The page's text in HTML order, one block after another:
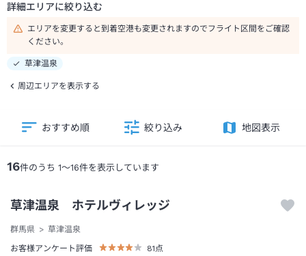
詳細エリアに絞り込む
エリアを変更すると到着空港も変更されますのでフライト区間をご確認
ください。
草津温泉
周辺エリアを表示する
16件のうち 1～16件を表示しています
おすすめ順 絞り込み 地図表示
草津温泉 ホテルヴィレッジ
群馬県
草津温泉
お客様アンケート評価
81 点